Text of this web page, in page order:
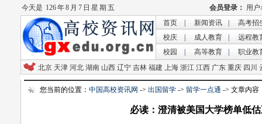
今天是 126 年 8 月 7 日 星 期 五
首页
新闻资讯
高考招
校庆
成人教育
远程教
校园
高等教育
职业教
北京 天津 河北 湖南 山西 辽宁 吉林 福建 上海 浙江 江西 广东 重庆 四川
您当前的位置： 中国高校资讯网 -> 出国留学 -> 留学一点通 -> 文章内容
必读：澄清被美国大学榜单低